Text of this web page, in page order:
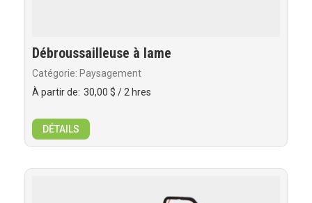
Débroussailleuse à lame
Catégorie: Paysagement
À partir de: 30,00 $ / 2 hres
DÉTAILS